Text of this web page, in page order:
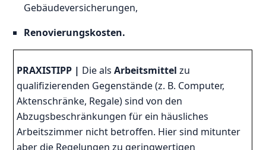
Gebäudeversicherungen,
Renovierungskosten.
PRAXISTIPP | Die alsArbeitsmittel zu
qualifizierenden Gegenstände (z. B. Computer,
Aktenschränke, Regale) sind von den
Abzugsbeschränkungen für ein häusliches
Arbeitszimmer nicht betroffen. Hier sind mitunter
aber die Regelungen zu geringwertigen